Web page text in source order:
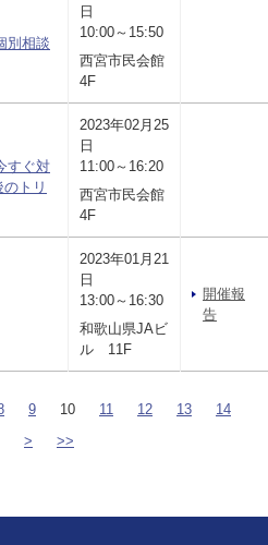
別相談
日
10:00～15:50
西宮市民会館
4F
すぐ対
トリ
2023年02月25
日
11:00～16:20
西宮市民会館
4F
2023年01月21
日
13:00～16:30
和歌山県JAビ
ル 11F
開催報
告
9 10 11 12 13
14
> >>